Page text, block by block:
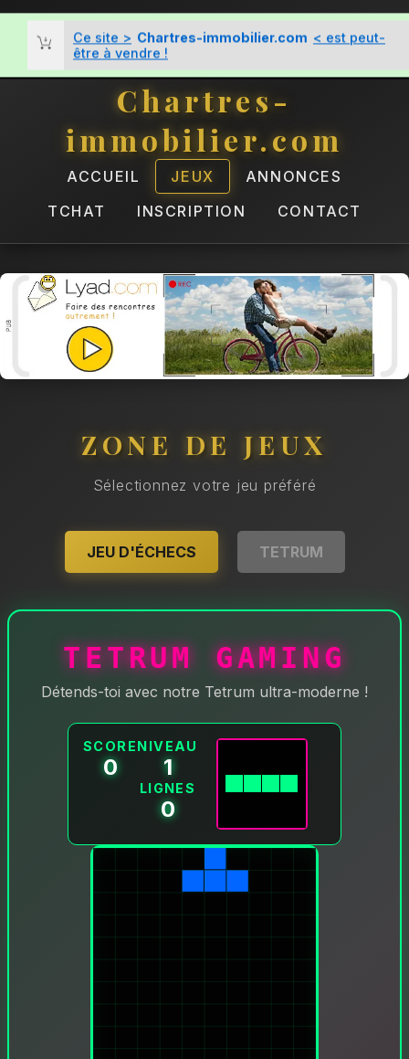
Ce site > Chartres-immobilier.com < est peut-
être à vendre !
Chartres-
immobilier.com
ACCUEIL JEUX
ANNONCES
TCHAT
INSCRIPTION CONTACT
ZONE DE JEUX
Sélectionnez votre jeu préféré
JEU D'ÉCHECS TETRUM
TETRUM GAMING
Détends-toi avec notre Tetrum ultra-moderne !
SCORE
0
NIVEAU
1
LIGNES
0